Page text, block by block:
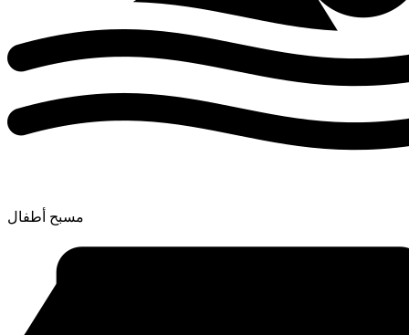
مسبح أطفال